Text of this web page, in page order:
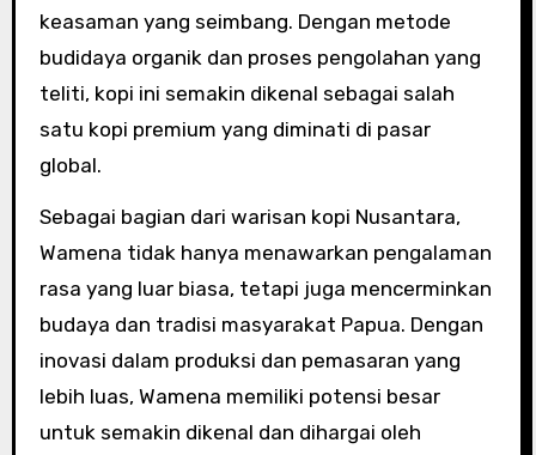
keasaman yang seimbang. Dengan metode
budidaya organik dan proses pengolahan yang
teliti, kopi ini semakin dikenal sebagai salah
satu kopi premium yang diminati di pasar
global.
Sebagai bagian dari warisan kopi Nusantara,
Wamena tidak hanya menawarkan pengalaman
rasa yang luar biasa, tetapi juga mencerminkan
budaya dan tradisi masyarakat Papua. Dengan
inovasi dalam produksi dan pemasaran yang
lebih luas, Wamena memiliki potensi besar
untuk semakin dikenal dan dihargai oleh